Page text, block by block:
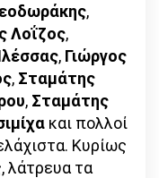
,
Λοΐζος,
, Γιώργος
, Σταμάτης
, Σταμάτης
και πολλοί
Κυρίως
λάτρευα τα